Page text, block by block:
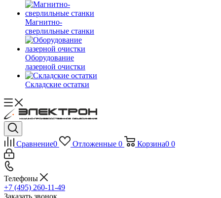
Магнитно-
сверлильные станки
Оборудование
лазерной очистки
Складские остатки
Сравнение0 Отложенные 0 Корзина0 0
Телефоны
+7 (495) 260-11-49
Заказать звонок